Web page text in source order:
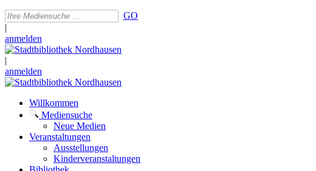
GO
|
anmelden
|
anmelden
Willkommen
Mediensuche
Neue Medien
Veranstaltungen
Ausstellungen
Kinderveranstaltungen